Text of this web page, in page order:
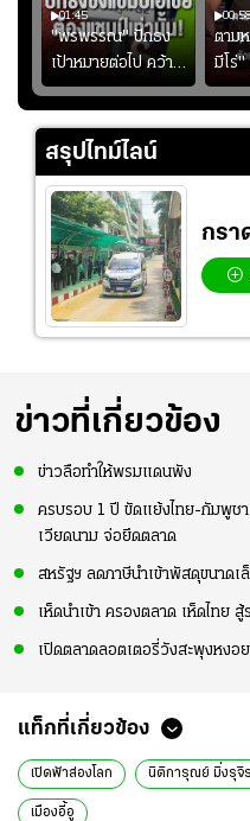
01:45
"พรพรรณ" ปักธง
เป้าหมายต่อไป คว้า
แชมป์ชิงแชมป์
เอเชีย เพื่อตั๋ว
โอลิมปิก
00:58
ตาม
มีโร่"
สำห
"คา
สรุปไทม์ไลน์
กรา
ข่าวที่เกี่ยวข้อง
ข่าวลือทำให้พรมแดนพัง
ครบรอบ 1 ปี ขัดแย้งไทย-กัมพูช
เวียดนาม จ่อยึดตลาด
สหรัฐฯ ลดภาษีนำเข้าพัสดุขนาด
เห็ดนำเข้า ครองตลาด เห็ดไทย
เปิดตลาดลอตเตอรี่วังสะพุงหง
แท็กที่เกี่ยวข้อง
เปิดฟ้าส่องโลก นิติการุณย์ มิ่งรุจิ
เมืองอี้อู